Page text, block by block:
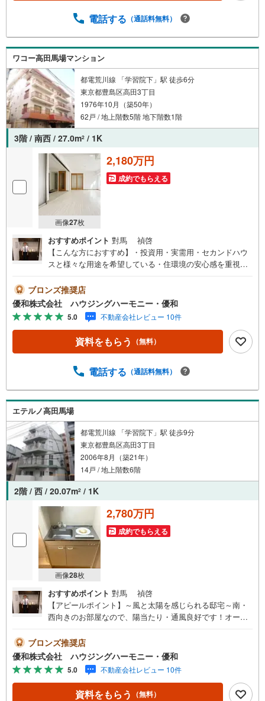
【営業時間 10:00～19:00】上記時間はお電話が繋がりやす
学される場合は「室内・現地を見学する（無料）」ボタン
よりご希望の日時をご記入いただけますとスムーズにご案
内が可能です。【ウィル不動産販売はここが強み】（1）住
宅ローンに精通したローン専門部署があります！（2）施工
実績多数のリフォーム部門も社内にあります！（3）定休日
なし！
電話する （通話料無料）
ワコー高田馬場マンション
都電荒川線 「学習院下」駅 徒歩6分
東京都豊島区高田3丁目
1976年10月（築50年）
62戸 / 地上階数5階 地下階数1階
3階 / 南西 / 27.0m2 / 1K
画像27枚
2,180万円
成約でもらえる
おすすめポイント 對馬 禎啓
【こんな方におすすめ】・投資用・実需用・セカンドハウ
スと様々な用途を希望している・住環境の安心感を重視す
ールポイント》新耐震基準のマンションです！空室のため
居住用としても投資用としても利用可能です！2023年12月
大規模修繕工事実施済み！告知事項があります！（詳細
は、担当者まで）《チェックポイント》インターネット環
境/NTT、KDDI（個別契約につき別途費用がかかります。）
【ライフインフォメーション】ファミリーマートいずみや
レブン豊島高田3丁目店・・・ 徒歩5分まいばすけっと高田
店・・・徒歩 7分【学区域】豊島区立高南小学校・・・徒
歩7分豊島区立千登世橋中学校・・・徒歩6分《ハウジング
ハーモニー・優和の強み》当社では全てのお客様に経験豊
富な担当者がご案内から引渡まで責任もって担当いたしま
す。価格の交渉もお任せください！
ブロンズ推奨店
優和株式会社 ハウジングハーモニー・優和
5.0 不動産会社レビュー 10件
資料をもらう （無料）
電話する （通話料無料）
エテルノ高田馬場
都電荒川線 「学習院下」駅 徒歩9分
東京都豊島区高田3丁目
2006年8月（築21年）
14戸 / 地上階数6階
2階 / 西 / 20.07m2 / 1K
画像28枚
2,780万円
成約でもらえる
おすすめポイント 對馬 禎啓
【アピールポイント】～風と太陽を感じられる邸宅～南・
西向きのお部屋なので、陽当たり・通風良好です！オート
用可能な「高田馬場駅」まで徒歩5分！所有者が居住中なの
で、自己利用可能です！【ライフインフォメーション】フ
ァミリーマートいずみや高田店・・・・徒歩1分ワイズマー
ト高田馬場店・・・徒歩2分ファミリーマートアイズ高田馬
場店・・・徒歩1分【詳細情報】所在地/ 東京都豊島区高田
ブロンズ推奨店
優和株式会社 ハウジングハーモニー・優和
5.0 不動産会社レビュー 10件
資料をもらう （無料）